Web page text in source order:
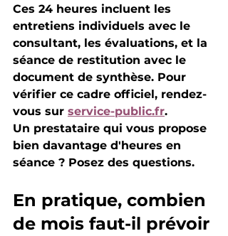
Ces 24 heures incluent les
entretiens individuels avec le
consultant, les évaluations, et la
séance de restitution avec le
document de synthèse. Pour
vérifier ce cadre officiel, rendez-
vous sur service-public.fr.
Un prestataire qui vous propose
bien davantage d'heures en
séance ? Posez des questions.
En pratique, combien
de mois faut-il prévoir